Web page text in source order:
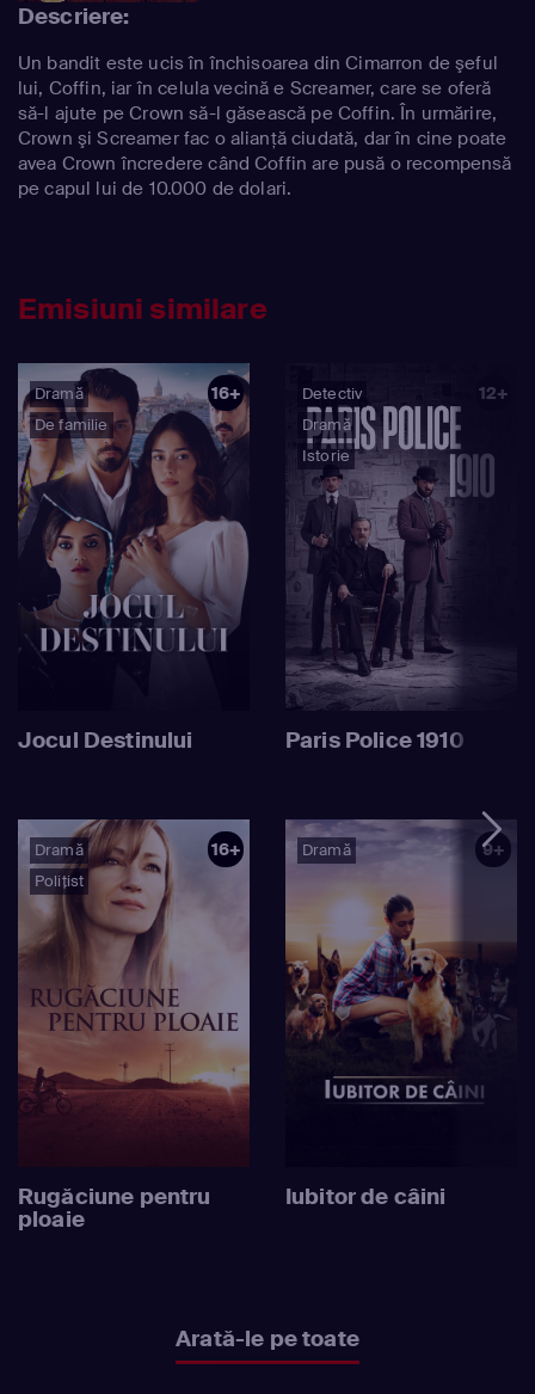
Descriere:
Un bandit este ucis în închisoarea din Cimarron de şeful
lui, Coffin, iar în celula vecină e Screamer, care se oferă
să-l ajute pe Crown să-l găsească pe Coffin. În urmărire,
Crown şi Screamer fac o alianţă ciudată, dar în cine poate
avea Crown încredere când Coffin are pusă o recompensă
pe capul lui de 10.000 de dolari.
Emisiuni similare
Dramă
De familie
16+
Jocul Destinului
Detectiv
Dramă
Istorie
12+
Paris Police 1910
Dramă
Polițist
16+
Rugăciune pentru
ploaie
Dramă 9+
Iubitor de câini
Arată-le pe toate